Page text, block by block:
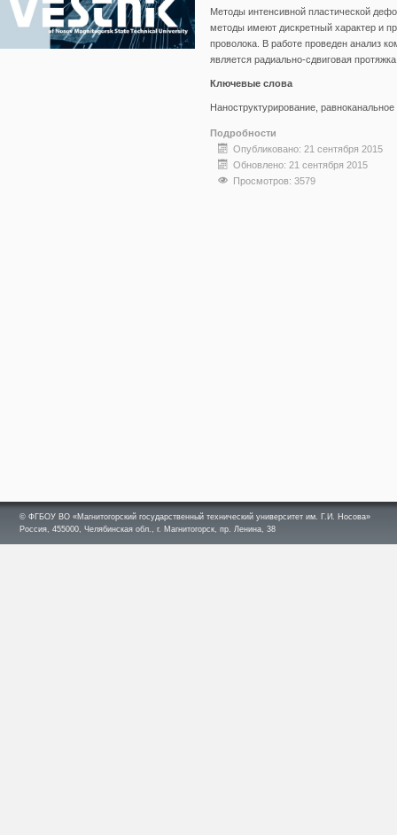
Методы интенсивной пластической
методы имеют дискретный характер и
проволока. В работе проведен анализ
является радиально-сдвиговая
Ключевые слова
Наноструктурирование,
Подробности
Опубликовано: 21 сентября 2015
Обновлено: 21 сентября 2015
Просмотров: 3579
© ФГБОУ ВО «Магнитогорский государственный технический университет им. Г.И. Носова»
Россия, 455000, Челябинская обл., г. Магнитогорск, пр. Ленина, 38